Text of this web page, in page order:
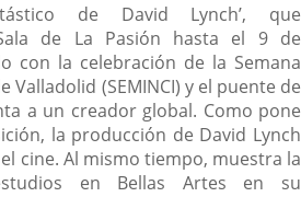
de David Lynch’, que
de La Pasión hasta el 9 de
con la celebración de la Semana
Valladolid (SEMINCI) y el puente de
a un creador global. Como pone
la producción de David Lynch
cine. Al mismo tiempo, muestra la
en Bellas Artes en su